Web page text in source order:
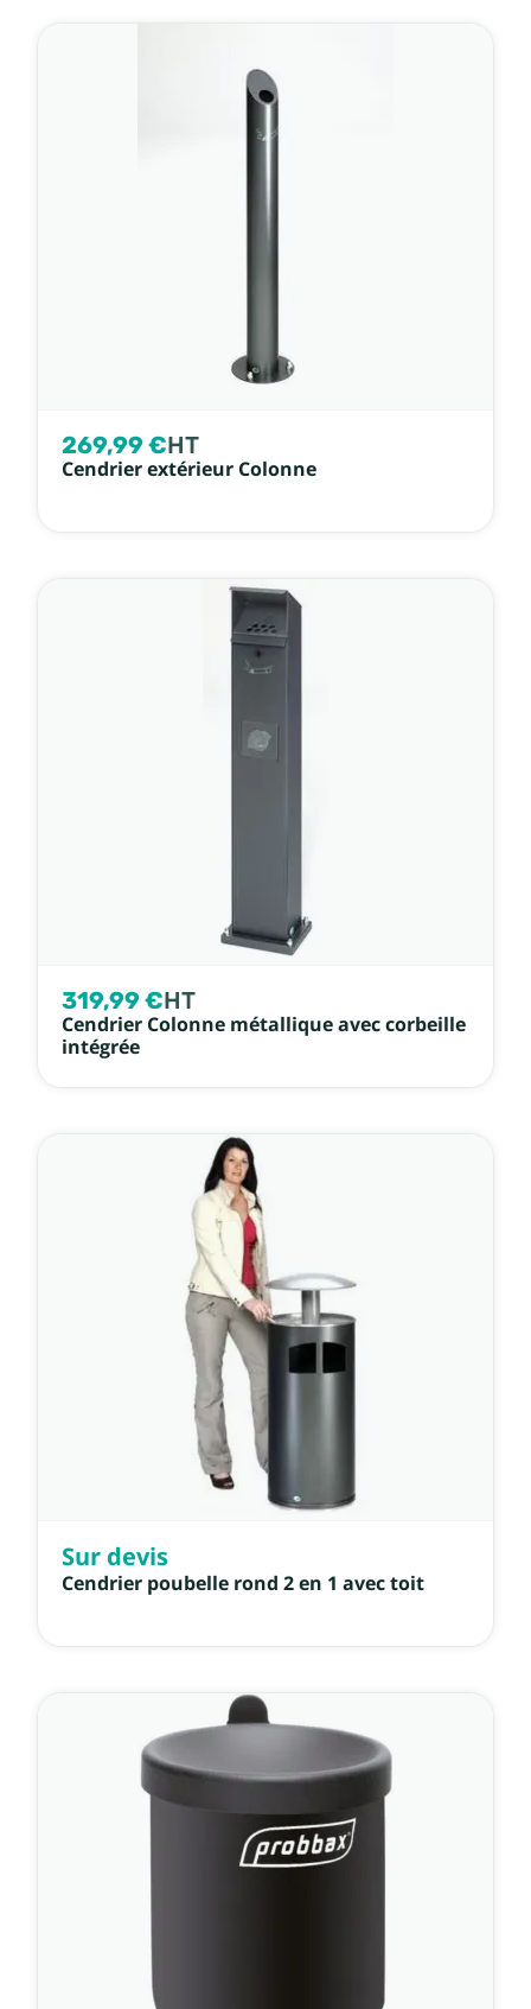
269,99 €HT
Cendrier extérieur Colonne
319,99 €HT
Cendrier Colonne métallique avec corbeille
intégrée
Sur devis
Cendrier poubelle rond 2 en 1 avec toit